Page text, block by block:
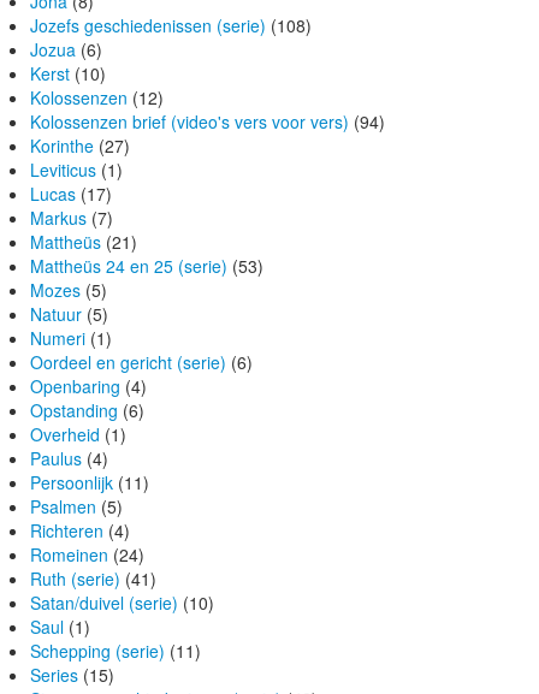
Jozefs geschiedenissen (serie) (108)
Jozua (6)
Kerst (10)
Kolossenzen (12)
Kolossenzen brief (video's vers voor vers) (94)
Korinthe (27)
Leviticus (1)
Lucas (17)
Markus (7)
Mattheüs (21)
Mattheüs 24 en 25 (serie) (53)
Mozes (5)
Natuur (5)
Numeri (1)
Oordeel en gericht (serie) (6)
Openbaring (4)
Opstanding (6)
Overheid (1)
Paulus (4)
Persoonlijk (11)
Psalmen (5)
Richteren (4)
Romeinen (24)
Ruth (serie) (41)
Satan/duivel (serie) (10)
Saul (1)
Schepping (serie) (11)
Series (15)